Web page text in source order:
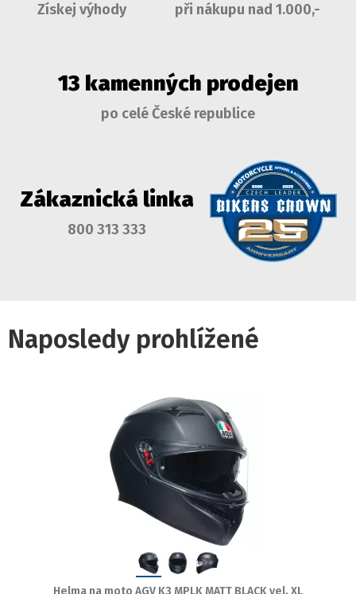
Získej výhody při nákupu nad 1.000,-
13 kamenných prodejen
po celé České republice
Zákaznická linka
800 313 333
Naposledy prohlížené
Helma na moto AGV K3 MPLK MATT BLACK vel. XL